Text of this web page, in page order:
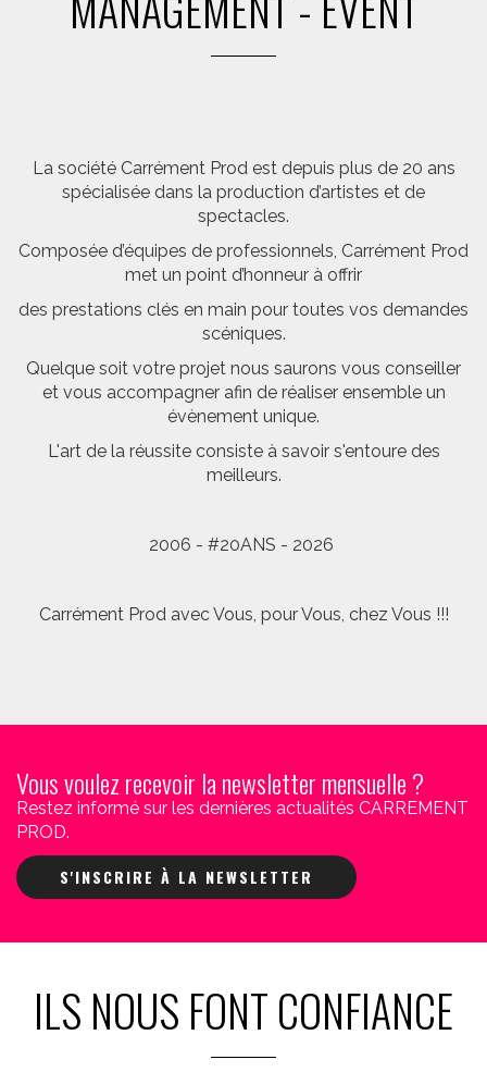
La société Carrément Prod est depuis plus de 20 ans
spécialisée dans la production d’artistes et de
spectacles.
Composée d’équipes de professionnels, Carrément Prod
met un point d’honneur à offrir
des prestations clés en main pour toutes vos demandes
scéniques.
Quelque soit votre projet nous saurons vous conseiller
et vous accompagner afin de réaliser ensemble un
évènement unique.
L'art de la réussite consiste à savoir s'entoure des
meilleurs.
2006 - #20ANS - 2026
Carrément Prod avec Vous, pour Vous, chez Vous !!!
Vous voulez recevoir la newsletter mensuelle ?
Restez informé sur les dernières actualités CARREMENT
PROD.
S'INSCRIRE À LA NEWSLETTER
ILS NOUS FONT CONFIANCE